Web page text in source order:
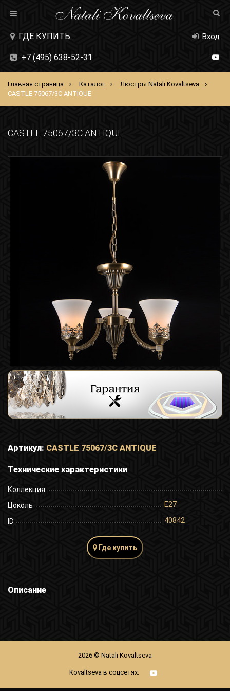
+7 (495) 638-52-31
ГДЕ КУПИТЬ Вход
Главная страница Каталог
Люстры Natali Kovaltseva
CASTLE 75067/3C ANTIQUE
CASTLE 75067/3C ANTIQUE
Артикул: CASTLE 75067/3C ANTIQUE
Технические характеристики
Коллекция
Цоколь
E27
ID 40842
Где купить
Описание
2026 © Natali Kovaltseva
Kovaltseva в соцсетях: